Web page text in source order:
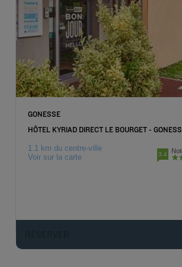
GONESSE
HÔTEL KYRIAD DIRECT LE BOURGET -
1.1 km du centre-ville
Voir sur la carte
3.4